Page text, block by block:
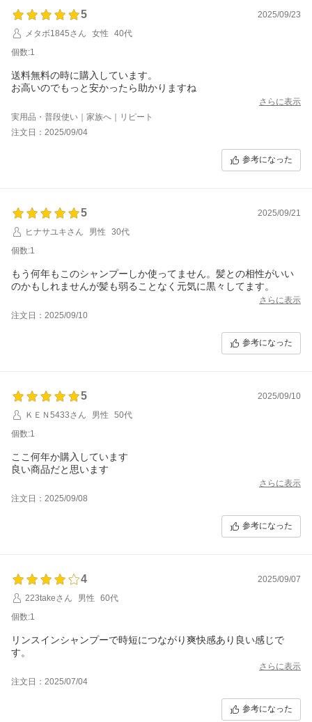
5
2025/09/23
メタボ1845さん
女性
40代
個数:1
送料無料の時に購入しています。
お高いのでもっと安かったら助かりますね
さらに表示
実用品・普段使い｜家族へ｜リピート
注文日：2025/09/04
参考になった
5
2025/09/21
ヒナサユキさん
男性
30代
個数:1
もう何年もこのシャンプーしか使ってません。髪との相性がいい
のかもしれませんが髪も弱ることなく元気に黒々してます。
さらに表示
注文日：2025/09/10
参考になった
5
2025/09/10
ＫＥＮ5433さん
男性
50代
個数:1
ここ何年か購入しています
良い商品だと思います
さらに表示
注文日：2025/09/08
参考になった
4
2025/09/07
223takeさん
男性
60代
個数:1
リンスインシャンプーで時短につながり爽快感あり良い感じで
す。
さらに表示
注文日：2025/07/04
参考になった